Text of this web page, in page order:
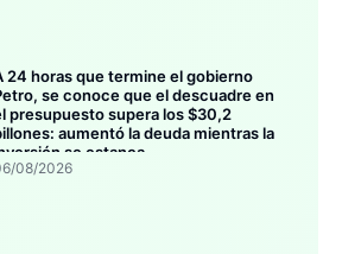
24 horas que termine el gobierno
se conoce que el descuadre en
presupuesto supera los $30,2
aumentó la deuda mientras la
se estanca
08/2026